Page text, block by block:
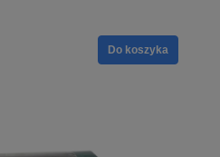
Do koszyka